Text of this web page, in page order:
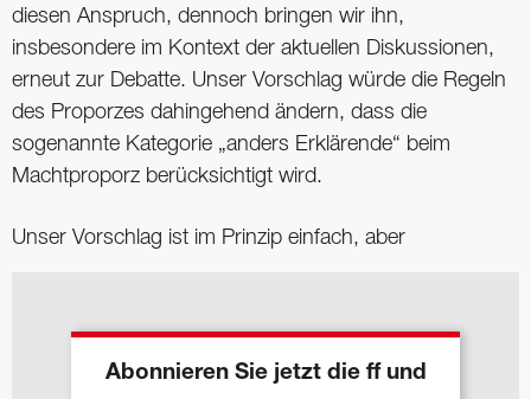
diesen Anspruch, dennoch bringen wir ihn,
insbesondere im Kontext der aktuellen Diskussionen,
erneut zur Debatte. Unser Vorschlag würde die Regeln
des Proporzes dahingehend ändern, dass die
sogenannte Kategorie „anders Erklärende“ beim
Machtproporz berücksichtigt wird.
Unser Vorschlag ist im Prinzip einfach, aber
Abonnieren Sie jetzt die ff und